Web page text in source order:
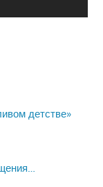
детстве»